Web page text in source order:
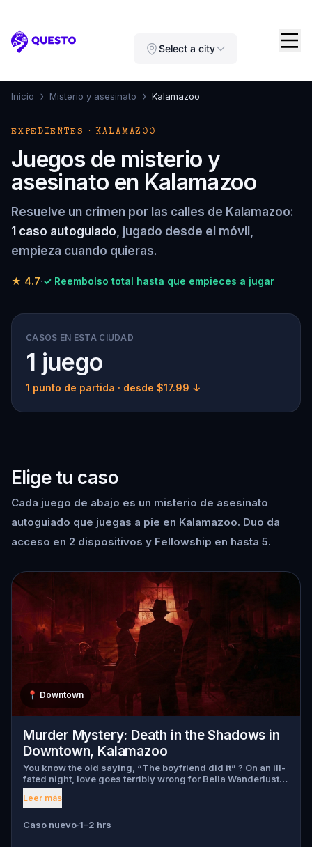
Questo Select a city
Inicio › Misterio y asesinato › Kalamazoo
EXPEDIENTES · KALAMAZOO
Juegos de misterio y
asesinato en Kalamazoo
Resuelve un crimen por las calles de Kalamazoo:
1 caso autoguiado, jugado desde el móvil,
empieza cuando quieras.
★ 4.7·✓ Reembolso total hasta que empieces a jugar
CASOS EN ESTA CIUDAD
1 juego
1 punto de partida · desde $17.99 ↓
Elige tu caso
Cada juego de abajo es un misterio de asesinato
autoguiado que juegas a pie en Kalamazoo. Duo da
acceso en 2 dispositivos y Fellowship en hasta 5.
📍 Downtown
Murder Mystery: Death in the Shadows in
Downtown, Kalamazoo
You know the old saying, “The boyfriend did it” ? On an ill-
fated night, love goes terribly wrong for Bella Wanderlust
and Walter Bridges . Bella, a famous travel blogger, was
found dead during a ghost tour led by the theatrical Percy
Walter, the obsessed boyfriend? Percy, the ghost tour
Leer más
Caso nuevo·1–2 hrs